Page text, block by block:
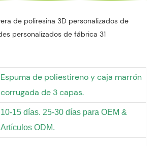
Espuma de poliestireno y caja marrón
corrugada de 3 capas.
10-15 días. 25-30 días para OEM &
Artículos ODM.